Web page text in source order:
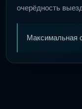
очерёдность
Максимальная